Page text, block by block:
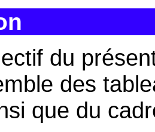
du
des
que du